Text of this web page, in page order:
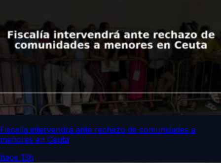
Fiscalía intervendrá ante rechazo de comunidades a
menores en Ceuta
hace 13h